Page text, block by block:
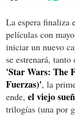
La espera finaliza
películas con
iniciar un nuevo
se estrenará,
'Star Wars: The
Fuerzas)', la
ende, el viejo
trilogías (una por